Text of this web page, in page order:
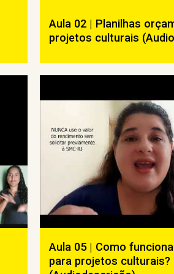
Aula 02 | Planilhas
projetos culturais
Aula 05 | Como
para projetos culturais?